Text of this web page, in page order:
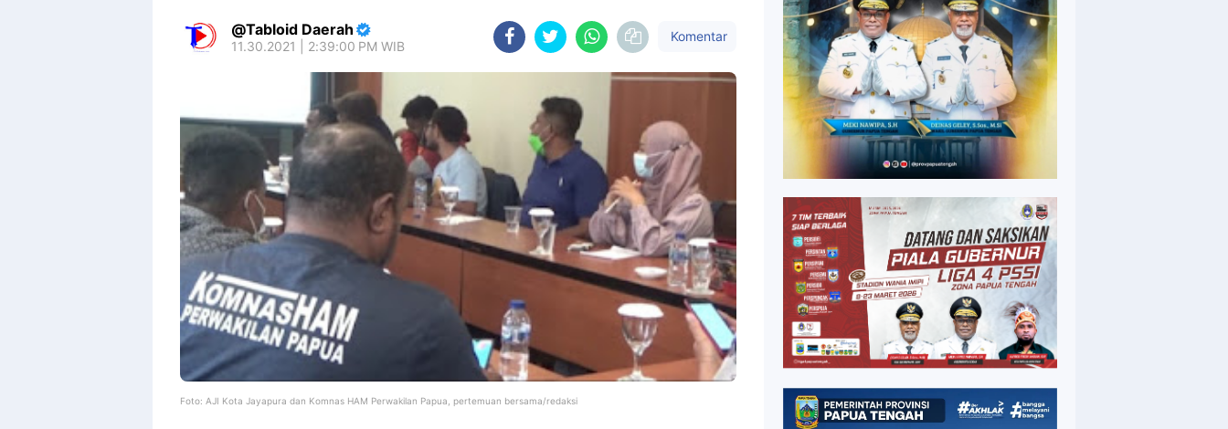
Tabloid Daerah
11.30.2021 | 2:39:00 PM WIB
Komentar
Foto: AJI Kota Jayapura dan Komnas HAM Perwakilan Papua, pertemuan bersama/redaksi